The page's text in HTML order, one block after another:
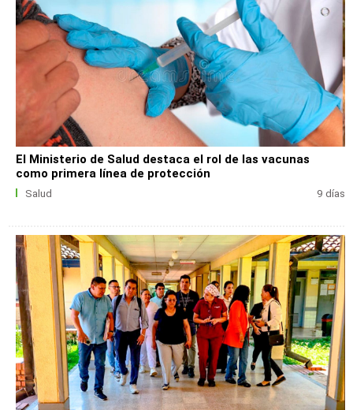
El Ministerio de Salud destaca el rol de las vacunas
como primera línea de protección
Salud 9 días